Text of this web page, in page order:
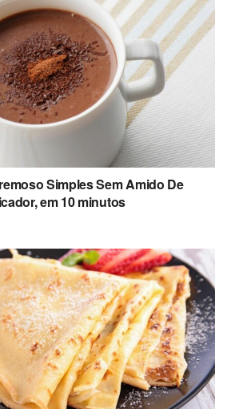
Simples Sem Amido De
em 10 minutos